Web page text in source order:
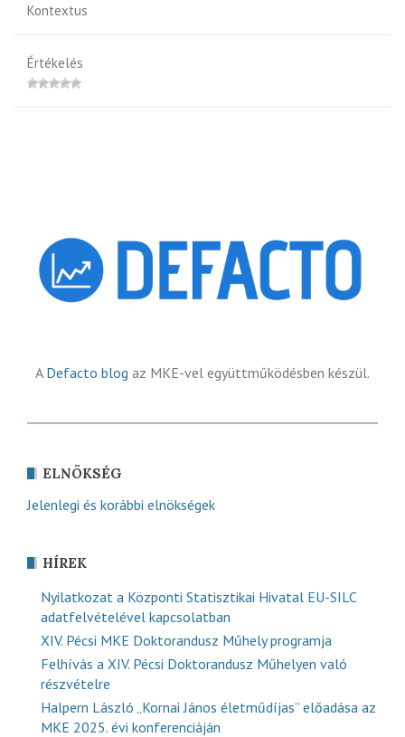
Kontextus
Értékelés
A Defacto blog az MKE-vel együttműködésben készül.
ELNÖKSÉG
Jelenlegi és korábbi elnökségek
HÍREK
Nyilatkozat a Központi Statisztikai Hivatal EU-SILC
adatfelvételével kapcsolatban
XIV. Pécsi MKE Doktorandusz Műhely programja
Felhívás a XIV. Pécsi Doktorandusz Műhelyen való
részvételre
Halpern László „Kornai János életműdíjas” előadása az
MKE 2025. évi konferenciáján